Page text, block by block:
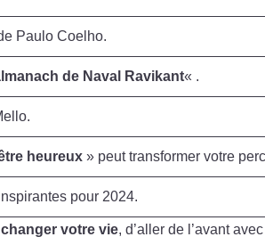
Paulo Coelho.
de Naval Ravikant« .
heureux » peut transformer votre
pour 2024.
changer votre vie, d’aller de l’avant